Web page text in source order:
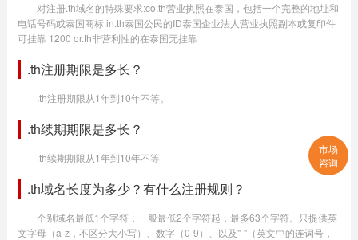
对注册.th域名的特殊要求:co.th营业执照在泰国，包括一个完整的地址和
电话号码或泰国商标 in.th泰国公民的ID泰国企业法人营业执照副本或复印件
可挂靠 1200 or.th非营利性的在泰国无挂靠
.th注册期限是多长？
.th注册期限从1年到10年不等。
.th续期期限是多长？
.th续期期限从1年到10年不等
.th域名长度为多少？有什么注册规则？
个别域名最低1个字符，一般最低2个字符起，最多63个字符。只提供英
文字母（a-z，不区分大小写）、数字（0-9）、以及"-"（英文中的连词号，
市场
咨询